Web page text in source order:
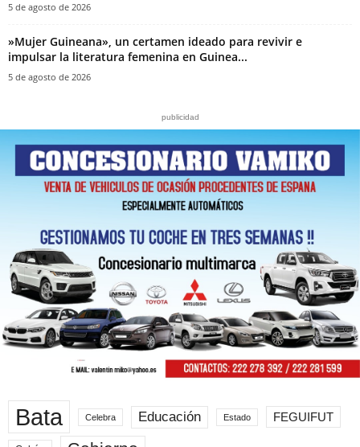
5 de agosto de 2026
‎»Mujer Guineana», un certamen ideado para revivir e
impulsar la literatura femenina en Guinea...
5 de agosto de 2026
publicidad
Bata Celebra Educación Estado FEGUIFUT